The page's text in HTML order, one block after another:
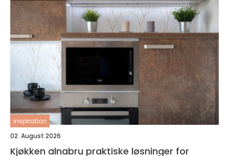
inspiration
02. August 2026
Kjøkken alnabru praktiske løsninger for